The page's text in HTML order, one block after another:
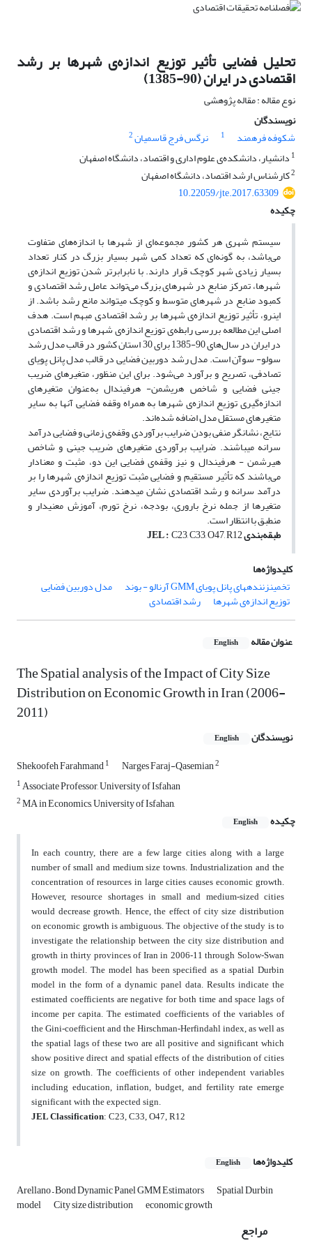
تحلیل فضایی تأثیر توزیع اندازه‌ی شهرها بر رشد
اقتصادی در ایران (90-1385)
نوع مقاله : مقاله پژوهشی
نویسندگان
شکوفه فرهمند
1 نرگس فرج قاسمیان2
1 دانشیار، دانشکده‌ی علوم اداری و اقتصاد، دانشگاه اصفهان
2کارشناس ارشد اقتصاد، دانشگاه اصفهان
10.22059/jte.2017.63309
چکیده
سیستم شهری هر کشور مجموعه‌ای از شهرها با اندازه‌های متفاوت
می‌باشد، به گونه‌ای که تعداد کمی شهر بسیار بزرگ در کنار تعداد
بسیار زیادی شهر کوچک قرار دارند. با نابرابرتر شدن توزیع اندازه‌ی
شهرها، تمرکز منابع در شهرهای بزرگ می‌تواند عامل رشد اقتصادی و
کمبود منابع در شهرهای متوسط و کوچک می­تواند مانع رشد باشد. از
این­رو، تأثیر توزیع اندازه‌ی شهرها بر رشد اقتصادی مبهم است. هدف
اصلی این مطالعه بررسی رابطه‌ی توزیع اندازه‌ی شهرها و رشد اقتصادی
در ایران در سال‌های 90-1385 برای 30 استان کشور در قالب مدل رشد
سولو- سوآن است. مدل رشد دوربین فضایی در قالب مدل پانل پویای
تصادفی، تصریح و برآورد می‌شود. برای این منظور، متغیرهای ضریب
جینی فضایی و شاخص هریشمن- هرفیندال به‌عنوان متغیرهای
اندازه‌گیری توزیع اندازه‌ی شهرها به همراه وقفه فضایی آن­ها به سایر
متغیرهای مستقل مدل اضافه شده‌اند.
نتایج، نشانگر منفی بودن ضرایب برآوردی وقفه‌ی زمانی و فضایی درآمد
سرانه می­باشند. ضرایب برآوردی متغیرهای ضریب جینی و شاخص
هیرشمن - هرفیندال و نیز وقفه‌ی فضایی این دو، مثبت و معنادار
می‌باشند که تأثیر مستقیم و فضایی مثبت توزیع اندازه‌ی شهرها را بر
درآمد سرانه و رشد اقتصادی نشان می­دهند. ضرایب برآوردی سایر
متغیرها از جمله نرخ باروری، بودجه، نرخ تورم، آموزش معنی­دار و
منطبق با انتظار است.
طبقه‌بندی JEL:C23, C33, O47, R12
کلیدواژه‌ها
تخمین­زننده­های پانل پویای GMM آرنالو - بوند
مدل دوربین فضایی
توزیع اندازه‌ی شهرها رشد اقتصادی
عنوان مقاله English
The Spatial analysis of the Impact of City Size
Distribution on Economic Growth in Iran (2006-
2011)
نویسندگان English
Shekoofeh Farahmand1 Narges Faraj-Qasemian2
1Associate Professor, University of Isfahan
2MA in Economics, University of Isfahan,
چکیده
English
In each country, there are a few large cities along with a large
number of small and medium size towns. Industrialization and the
concentration of resources in large cities causes economic growth.
However, resource shortages in small and medium-sized cities
would decrease growth. Hence, the effect of city size distribution
on economic growth is ambiguous. The objective of the study is to
investigate the relationship between the city size distribution and
growth in thirty provinces of Iran in 2006-11 through Solow-Swan
growth model. The model has been specified as a spatial Durbin
model in the form of a dynamic panel data. Results indicate the
estimated coefficients are negative for both time and space lags of
income per capita. The estimated coefficients of the variables of
the Gini-coefficient and the Hirschman-Herfindahl index, as well as
the spatial lags of these two are all positive and significant which
show positive direct and spatial effects of the distribution of cities
size on growth. The coefficients of other independent variables
including education, inflation, budget, and fertility rate emerge
significant with the expected sign.
JEL Classification: C23, C33, O47, R12
کلیدواژه‌ها English
Arellano – Bond Dynamic Panel GMM Estimators Spatial Durbin
model City size distribution economic growth
مراجع